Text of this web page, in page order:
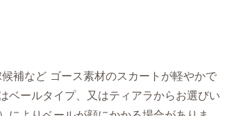
など ゴース素材のスカートが軽やかで
ールタイプ、又はティアラからお選びい